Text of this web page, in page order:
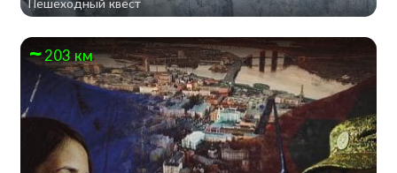
Пешеходный квест
203 км